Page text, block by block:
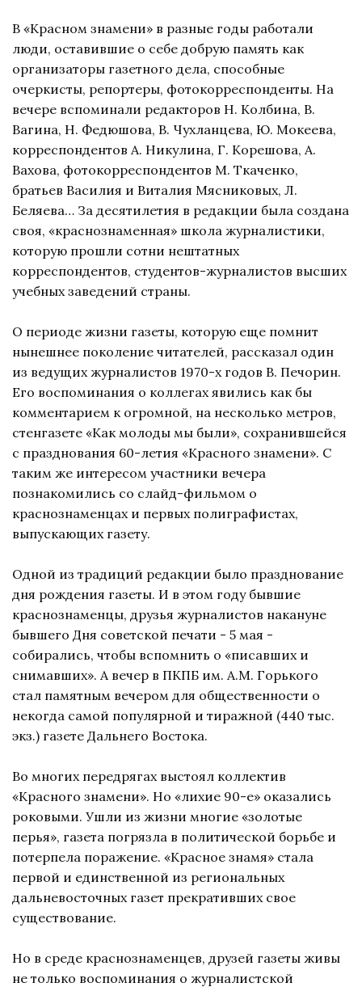
В «Красном знамени» в разные годы работали
люди, оставившие о себе добрую память как
организаторы газетного дела, способные
очеркисты, репортеры, фотокорреспонденты. На
вечере вспоминали редакторов Н. Колбина, В.
Вагина, Н. Федюшова, В. Чухланцева, Ю. Мокеева,
корреспондентов А. Никулина, Г. Корешова, А.
Вахова, фотокорреспондентов М. Ткаченко,
братьев Василия и Виталия Мясниковых, Л.
Беляева… За десятилетия в редакции была создана
своя, «краснознаменная» школа журналистики,
которую прошли сотни нештатных
корреспондентов, студентов-журналистов высших
учебных заведений страны.
О периоде жизни газеты, которую еще помнит
нынешнее поколение читателей, рассказал один
из ведущих журналистов 1970-х годов В. Печорин.
Его воспоминания о коллегах явились как бы
комментарием к огромной, на несколько метров,
стенгазете «Как молоды мы были», сохранившейся
с празднования 60-летия «Красного знамени». С
таким же интересом участники вечера
познакомились со слайд-фильмом о
краснознаменцах и первых полиграфистах,
выпускающих газету.
Одной из традиций редакции было празднование
дня рождения газеты. И в этом году бывшие
краснознаменцы, друзья журналистов накануне
бывшего Дня советской печати - 5 мая -
собирались, чтобы вспомнить о «писавших и
снимавших». А вечер в ПКПБ им. А.М. Горького
стал памятным вечером для общественности о
некогда самой популярной и тиражной (440 тыс.
экз.) газете Дальнего Востока.
Во многих передрягах выстоял коллектив
«Красного знамени». Но «лихие 90-е» оказались
роковыми. Ушли из жизни многие «золотые
перья», газета погрязла в политической борьбе и
потерпела поражение. «Красное знамя» стала
первой и единственной из региональных
дальневосточных газет прекративших свое
существование.
Но в среде краснознаменцев, друзей газеты живы
не только воспоминания о журналистской